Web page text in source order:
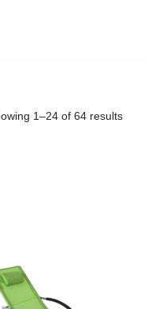
1–24 of 64 results